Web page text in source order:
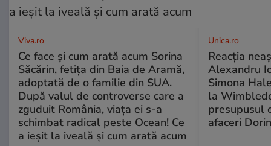
Viva.ro
Ce face și cum arată acum Sorina
Săcărin, fetița din Baia de Aramă,
adoptată de o familie din SUA.
După valul de controverse care a
zguduit România, viața ei s-a
schimbat radical peste Ocean! Ce
a ieșit la iveală și cum arată acum
Unica.ro
Reacția
Alexandru
Simona
la
presupusul
afaceri